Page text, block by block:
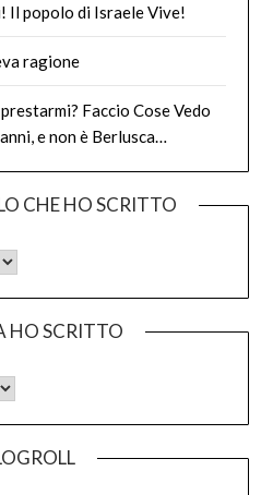
Il popolo di Israele Vive!
ragione
Faccio Cose Vedo
e non è Berlusca…
CHE HO SCRITTO
HO SCRITTO